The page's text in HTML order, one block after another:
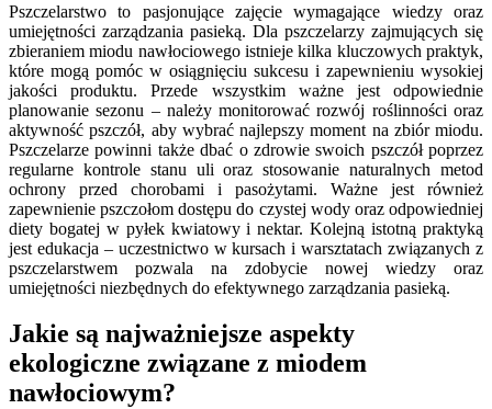
Pszczelarstwo to pasjonujące zajęcie wymagające wiedzy oraz
umiejętności zarządzania pasieką. Dla pszczelarzy zajmujących się
zbieraniem miodu nawłociowego istnieje kilka kluczowych praktyk,
które mogą pomóc w osiągnięciu sukcesu i zapewnieniu wysokiej
jakości produktu. Przede wszystkim ważne jest odpowiednie
planowanie sezonu – należy monitorować rozwój roślinności oraz
aktywność pszczół, aby wybrać najlepszy moment na zbiór miodu.
Pszczelarze powinni także dbać o zdrowie swoich pszczół poprzez
regularne kontrole stanu uli oraz stosowanie naturalnych metod
ochrony przed chorobami i pasożytami. Ważne jest również
zapewnienie pszczołom dostępu do czystej wody oraz odpowiedniej
diety bogatej w pyłek kwiatowy i nektar. Kolejną istotną praktyką
jest edukacja – uczestnictwo w kursach i warsztatach związanych z
pszczelarstwem pozwala na zdobycie nowej wiedzy oraz
umiejętności niezbędnych do efektywnego zarządzania pasieką.
Jakie są najważniejsze aspekty
ekologiczne związane z miodem
nawłociowym?